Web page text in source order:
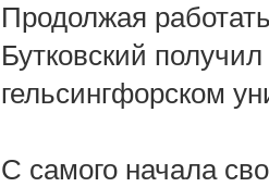
Продолжая
Бутковский
гельсингфорском
С самого начала